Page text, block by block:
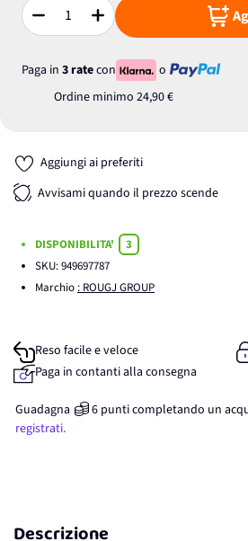
Quantità
Paga in 3 ratecon
o
Ordine minimo 24,90 €
Aggiungi ai preferiti
Avvisami quando il prezzo scende
DISPONIBILITA'
3
SKU:949697787
Marchio : ROUGJ GROUP
Reso facile e veloce
Paga in contanti alla consegna
Guadagna 6 punticompletando un
registrati.